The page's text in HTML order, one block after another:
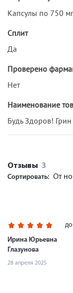
Капсулы по 750
Сплит
Да
Проверено
Нет
Наименование
Будь Здоров!
Отзывы 3
Сортировать: От
Ирина Юрьевна
Глазунова
28 апреля 2025